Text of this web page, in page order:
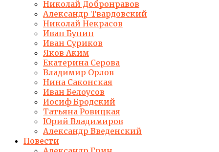
Николай Добронравов
Александр Твардовский
Николай Некрасов
Иван Бунин
Иван Суриков
Яков Аким
Екатерина Серова
Владимир Орлов
Нина Саконская
Иван Белоусов
Иосиф Бродский
Татьяна Ровицкая
Юрий Владимиров
Александр Введенский
Повести